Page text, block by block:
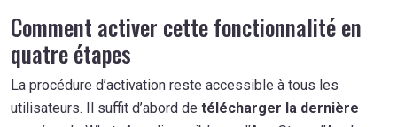
Comment activer cette fonctionnalité en
quatre étapes
La procédure d’activation reste accessible à tous les
utilisateurs. Il suffit d’abord de télécharger la dernière